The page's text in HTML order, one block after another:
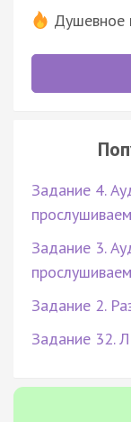
Душевное
Задание 4.
Задание 3.
Задание 2.
Задание 32.